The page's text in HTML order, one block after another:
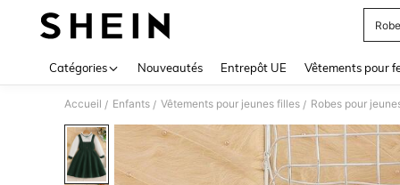
Catégories Nouveautés Entrepôt UE Vêtements pour
Accueil / Enfants / Vêtements pour jeunes filles / Robes pour